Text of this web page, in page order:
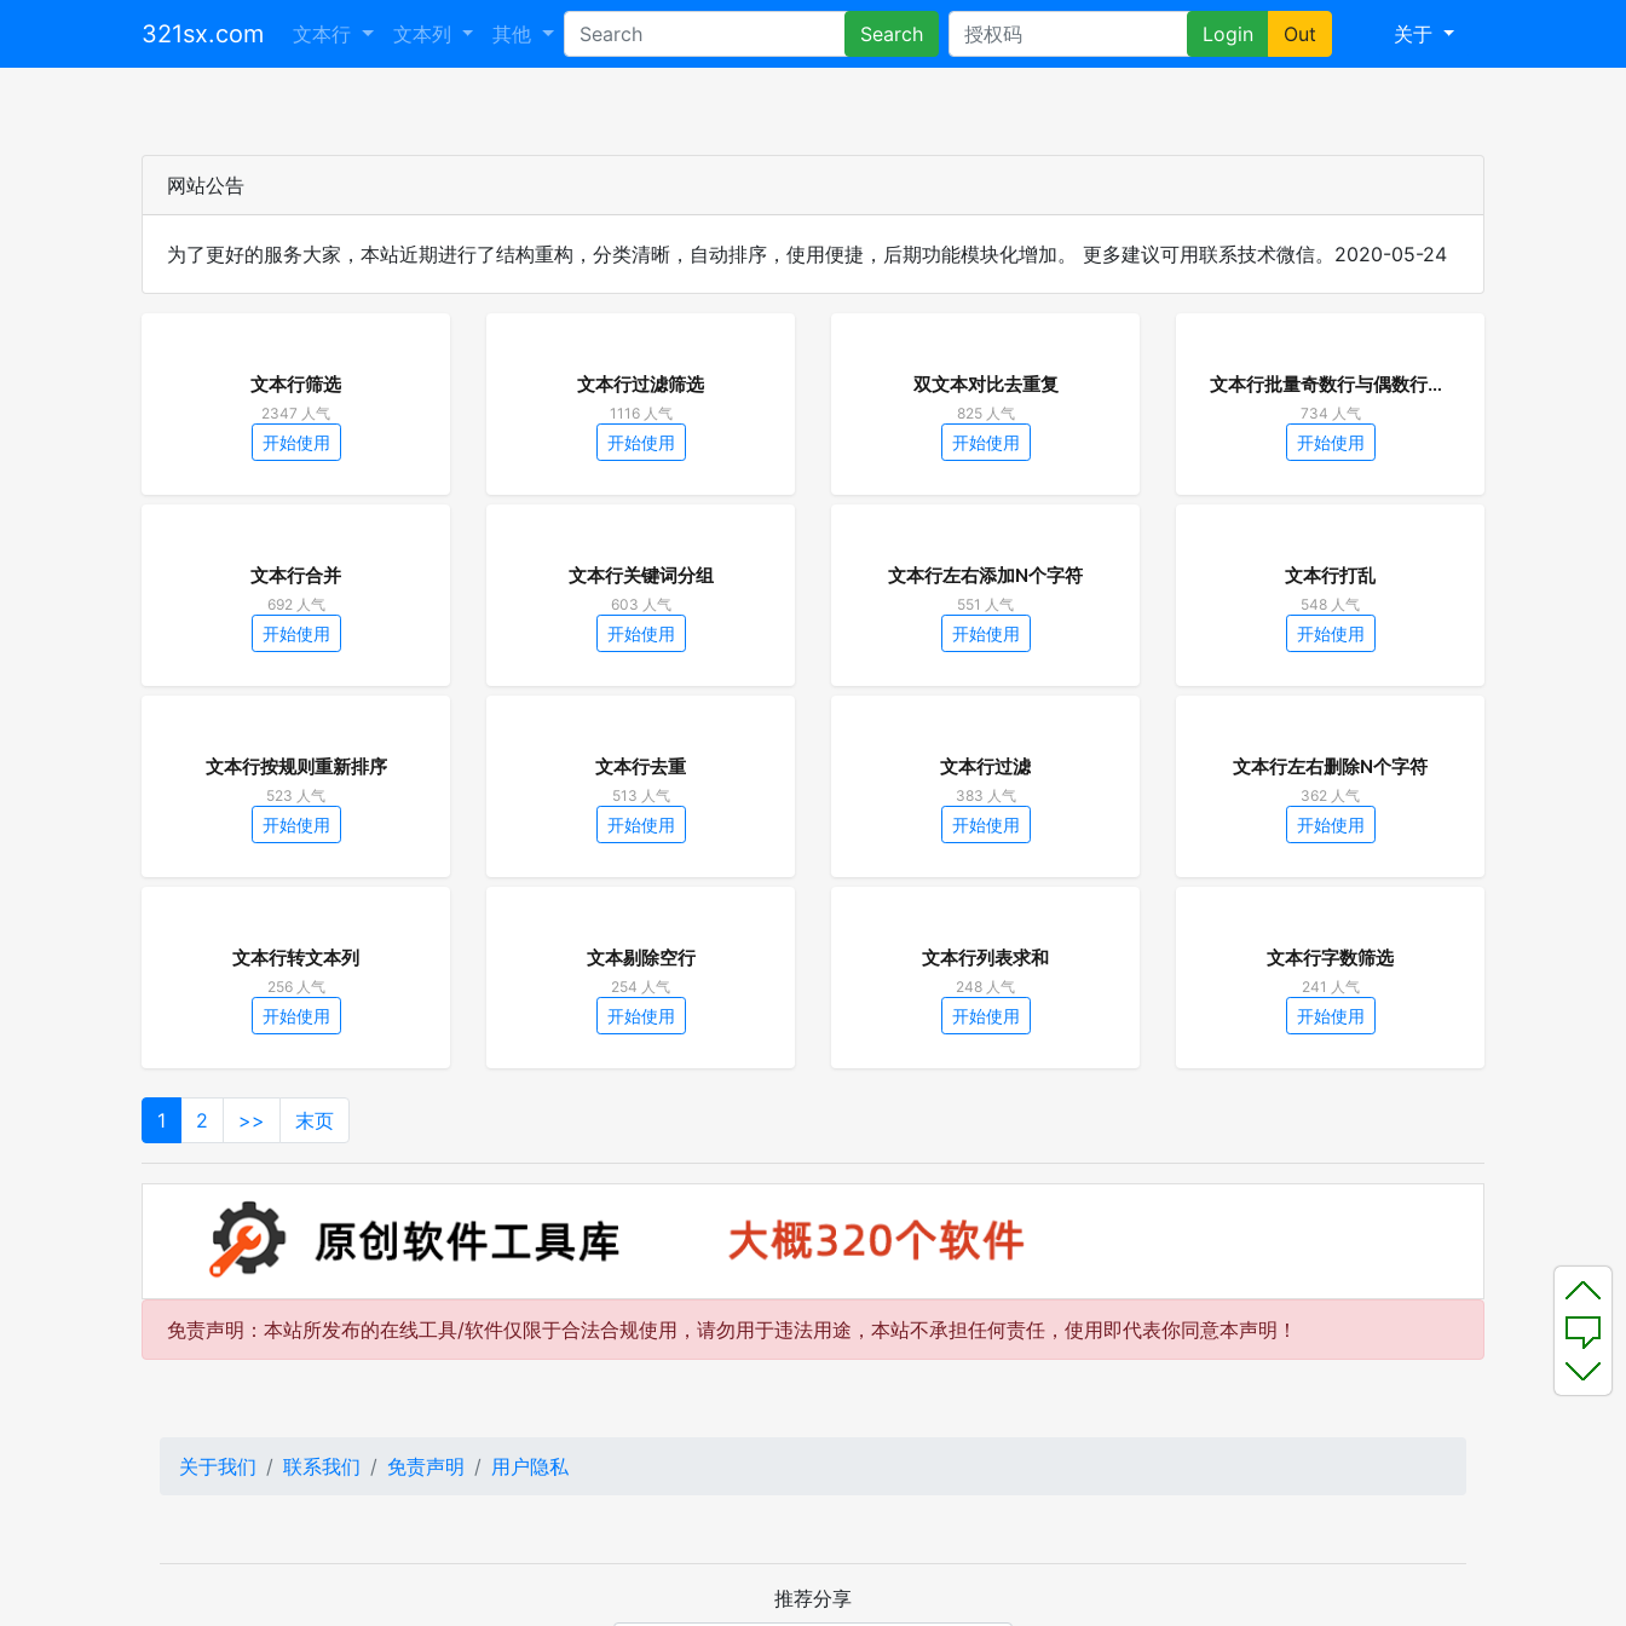
321sx.com 文本行 文本列 其他 Search Login Out 关于
网站公告
为了更好的服务大家，本站近期进行了结构重构，分类清晰，自动排序，使用便捷，后期功能模块化增加。 更多建议可用联系技术微信。2020-05-24
文本行筛选
2347 人气
开始使用
文本行过滤筛选
1116 人气
开始使用
双文本对比去重复
825 人气
开始使用
文本行批量奇数行与偶数行合并一行
734 人气
开始使用
文本行合并
692 人气
开始使用
文本行关键词分组
603 人气
开始使用
文本行左右添加N个字符
551 人气
开始使用
文本行打乱
548 人气
开始使用
文本行按规则重新排序
523 人气
开始使用
文本行去重
513 人气
开始使用
文本行过滤
383 人气
开始使用
文本行左右删除N个字符
362 人气
开始使用
文本行转文本列
256 人气
开始使用
文本剔除空行
254 人气
开始使用
文本行列表求和
248 人气
开始使用
文本行字数筛选
241 人气
开始使用
1 2 >> 末页
免责声明：本站所发布的在线工具/软件仅限于合法合规使用，请勿用于违法用途，本站不承担任何责任，使用即代表你同意本声明！
关于我们 联系我们 免责声明 用户隐私
推荐分享